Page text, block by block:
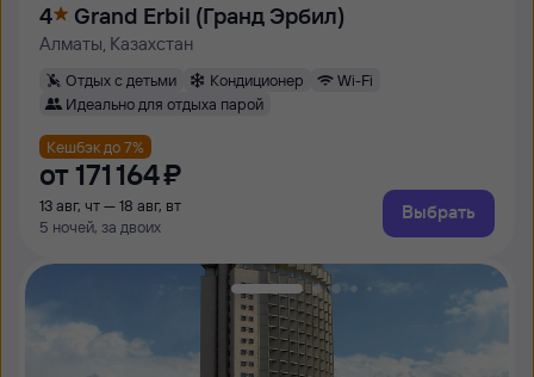
4 Grand Erbil (Гранд Эрбил)
Алматы, Казахстан
Отдых с детьми Кондиционер
Wi-Fi
Идеально для отдыха парой
Кешбэк до 7%
от 171 ⁠164 ⁠₽
13 авг, чт — 18 авг, вт
5 ночей, за двоих
Выбрать